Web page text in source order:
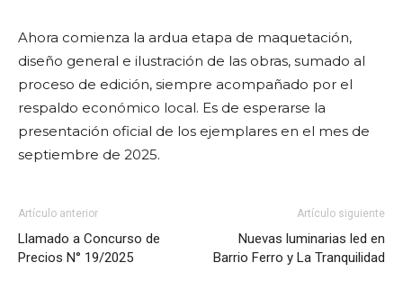
Ahora comienza la ardua etapa de maquetación,
diseño general e ilustración de las obras, sumado al
proceso de edición, siempre acompañado por el
respaldo económico local. Es de esperarse la
presentación oficial de los ejemplares en el mes de
septiembre de 2025.
Artículo anterior
Llamado a Concurso de
Precios N° 19/2025
Artículo siguiente
Nuevas luminarias led en
Barrio Ferro y La Tranquilidad